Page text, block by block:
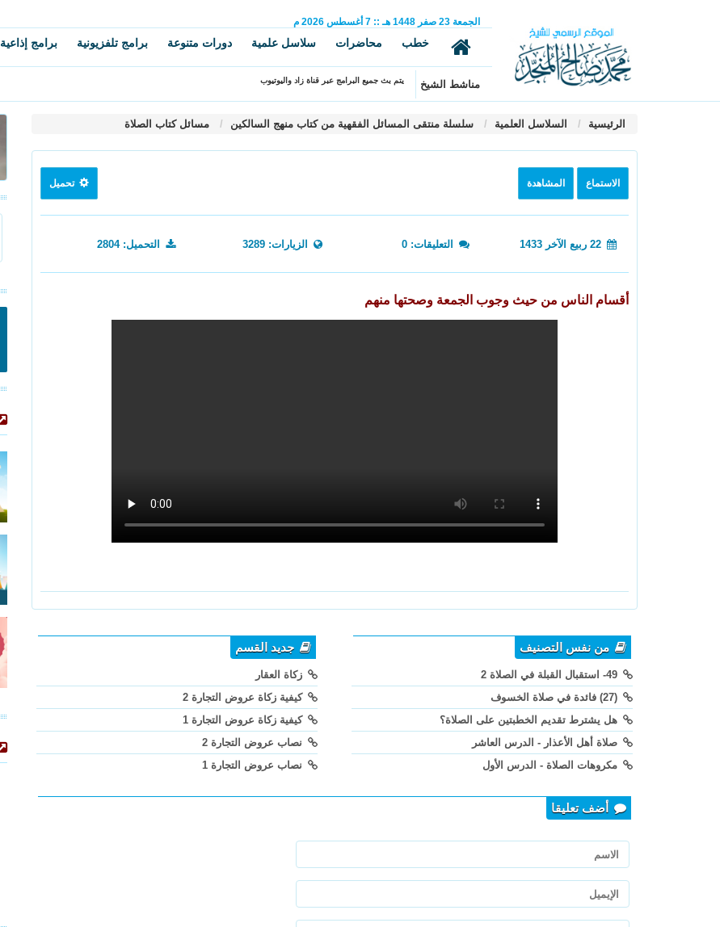
الجمعة 23 صفر 1448 هـ ::
7 أغسطس 2026 م
خطب محاضرات سلاسل علمية دورات متنوعة برامج تلفزيونية برامج إذاعية
مناشط الشيخ يتم بث جميع البرامج عبر قناة زاد واليوتيوب
الرئيسية السلاسل العلمية سلسلة منتقى المسائل الفقهية من كتاب منهج السالكين مسائل كتاب الصلاة
الاستماع المشاهدة تحميل
التعليقات: 0 الزيارات: 3289 التحميل: 2804
أقسام الناس من حيث وجوب الجمعة وصحتها منهم
من نفس التصنيف
(27) فائدة في صلاة الخسوف
هل يشترط تقديم الخطبتين على الصلاة؟
صلاة أهل الأعذار - الدرس العاشر
مكروهات الصلاة - الدرس الأول
جديد القسم
زكاة العقار
كيفية زكاة عروض التجارة 2
كيفية زكاة عروض التجارة 1
نصاب عروض التجارة 2
نصاب عروض التجارة 1
أضف تعليقا